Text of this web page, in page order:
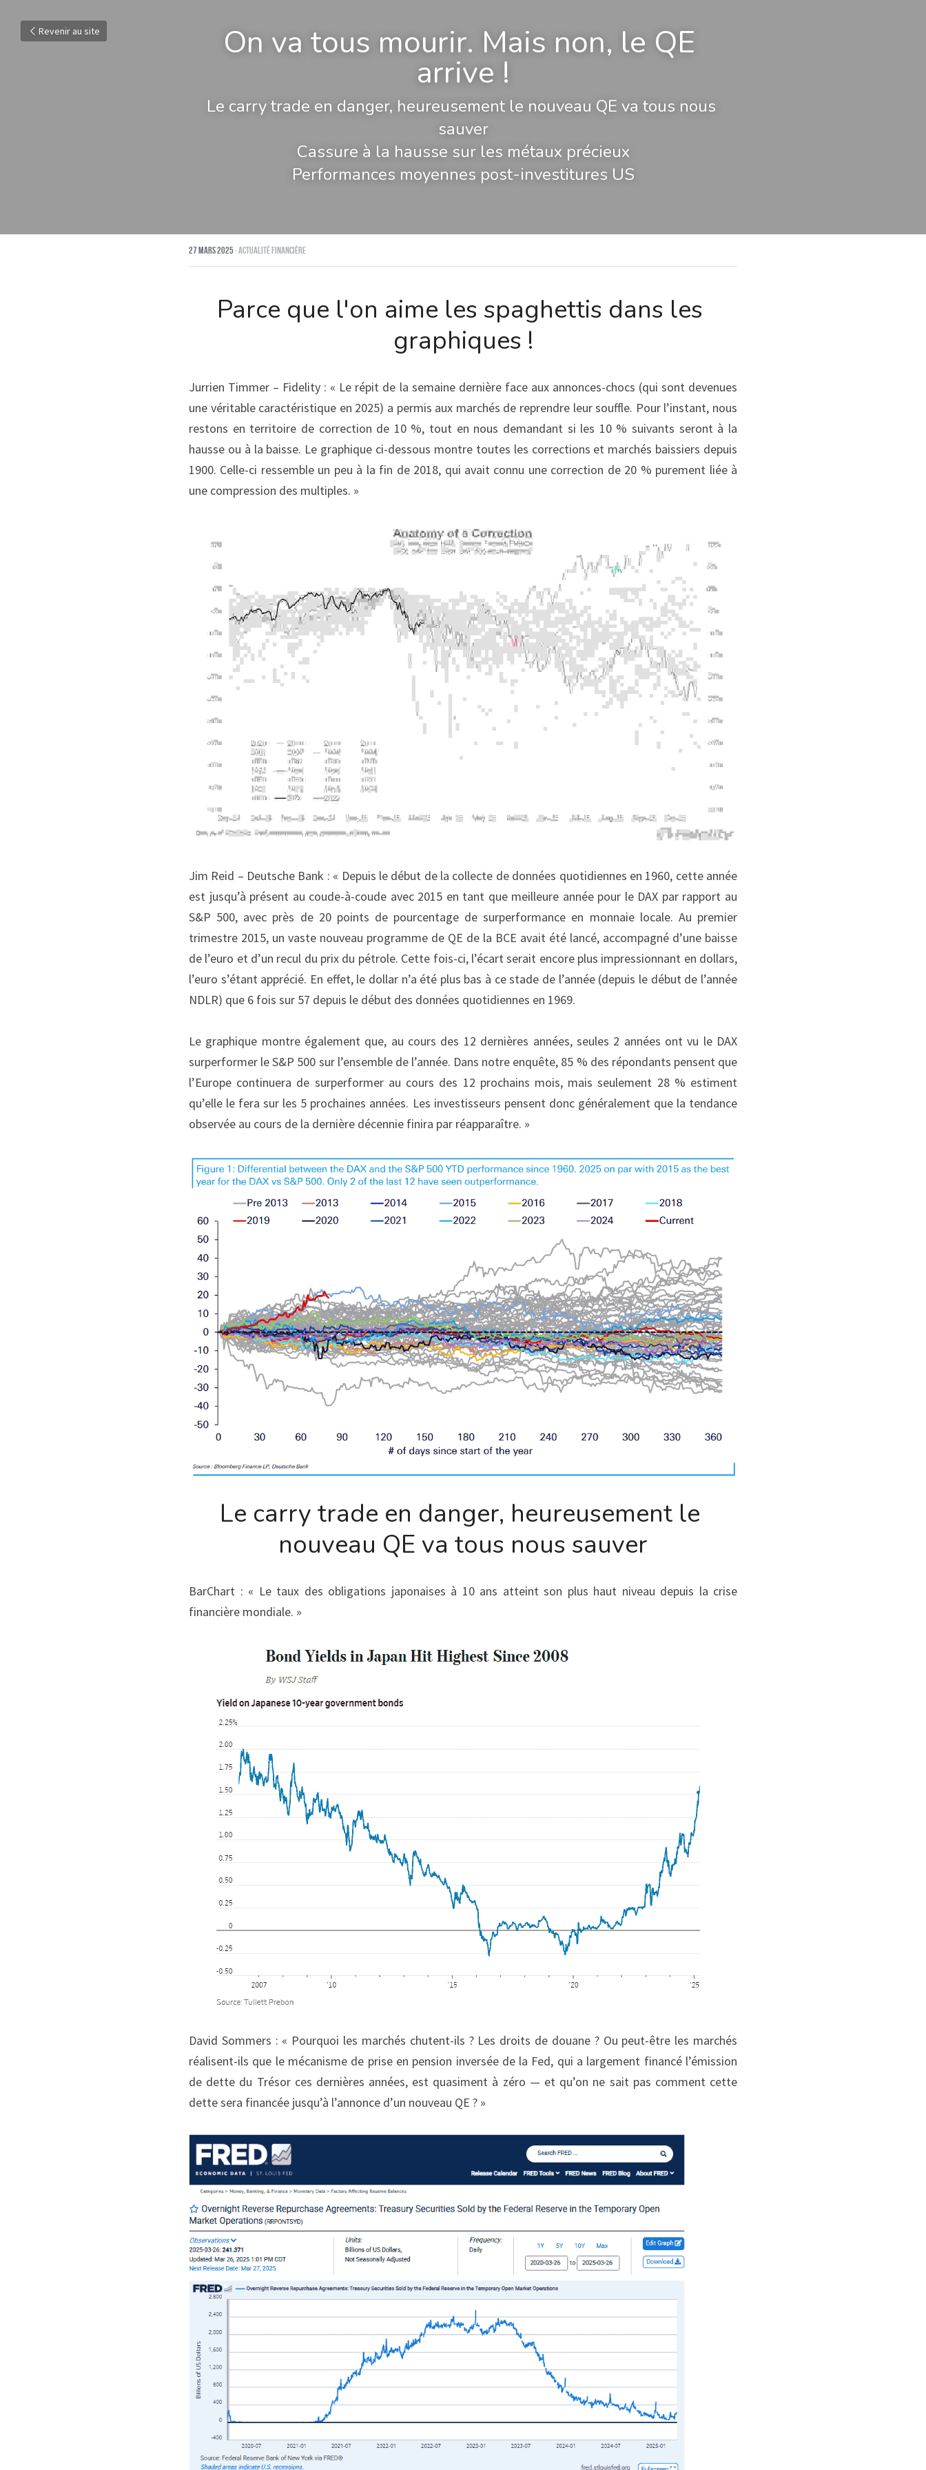
Revenir au site On va tous mourir. Mais non, le QE
arrive !
Le carry trade en danger, heureusement le nouveau QE va tous nous
sauver
Cassure à la hausse sur les métaux précieux
Performances moyennes post-investitures US
27 mars 2025·Actualité financière
Parce que l'on aime les spaghettis dans les
graphiques !
Jurrien Timmer – Fidelity : « Le répit de la semaine dernière face aux annonces-chocs (qui sont devenues
une véritable caractéristique en 2025) a permis aux marchés de reprendre leur souffle. Pour l’instant, nous
restons en territoire de correction de 10 %, tout en nous demandant si les 10 % suivants seront à la
hausse ou à la baisse. Le graphique ci-dessous montre toutes les corrections et marchés baissiers depuis
1900. Celle-ci ressemble un peu à la fin de 2018, qui avait connu une correction de 20 % purement liée à
une compression des multiples. »
Jim Reid – Deutsche Bank : « Depuis le début de la collecte de données quotidiennes en 1960, cette année
est jusqu’à présent au coude-à-coude avec 2015 en tant que meilleure année pour le DAX par rapport au
S&P 500, avec près de 20 points de pourcentage de surperformance en monnaie locale. Au premier
trimestre 2015, un vaste nouveau programme de QE de la BCE avait été lancé, accompagné d’une baisse
de l’euro et d’un recul du prix du pétrole. Cette fois-ci, l’écart serait encore plus impressionnant en dollars,
l’euro s’étant apprécié. En effet, le dollar n’a été plus bas à ce stade de l’année (depuis le début de l’année
NDLR) que 6 fois sur 57 depuis le début des données quotidiennes en 1969.
Le graphique montre également que, au cours des 12 dernières années, seules 2 années ont vu le DAX
surperformer le S&P 500 sur l’ensemble de l’année. Dans notre enquête, 85 % des répondants pensent que
l’Europe continuera de surperformer au cours des 12 prochains mois, mais seulement 28 % estiment
qu’elle le fera sur les 5 prochaines années. Les investisseurs pensent donc généralement que la tendance
observée au cours de la dernière décennie finira par réapparaître. »
Le carry trade en danger, heureusement le
nouveau QE va tous nous sauver
BarChart : « Le taux des obligations japonaises à 10 ans atteint son plus haut niveau depuis la crise
financière mondiale. »
David Sommers : « Pourquoi les marchés chutent-ils ? Les droits de douane ? Ou peut-être les marchés
réalisent-ils que le mécanisme de prise en pension inversée de la Fed, qui a largement financé l’émission
de dette du Trésor ces dernières années, est quasiment à zéro — et qu’on ne sait pas comment cette
dette sera financée jusqu’à l’annonce d’un nouveau QE ? »